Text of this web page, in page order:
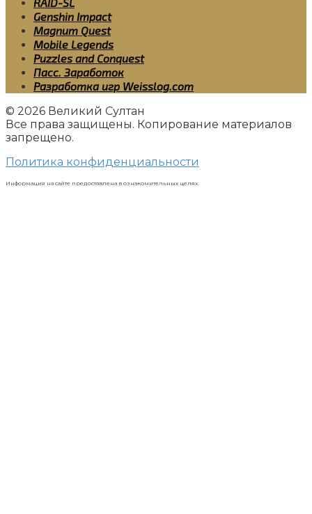
Genshin Impact
Magnum Quest
Mobile Legends
Puzzles and Conquest
Пасс. Заработок
Разработка игр Weisslog.com
© 2026 Великий Султан
Все права защищены. Копирование материалов
запрещено.
Политика конфиденциальности
Информация на сайте предоставлена в ознакомительных целях.